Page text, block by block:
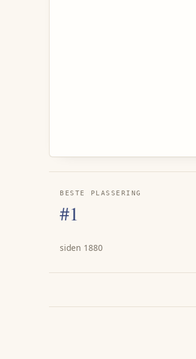
BESTE PLASSERING
#1
siden 1880